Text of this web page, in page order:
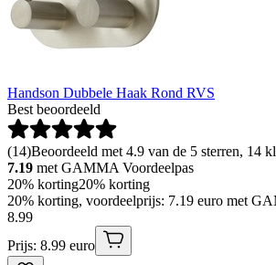
Handson Dubbele Haak Rond RVS
Best beoordeeld
(14)Beoordeeld met 4.9 van de 5 sterren, 14
7.19 met GAMMA Voordeelpas
20% korting20% korting
20% korting, voordeelprijs: 7.19 euro met
8.99
Prijs: 8.99 euro